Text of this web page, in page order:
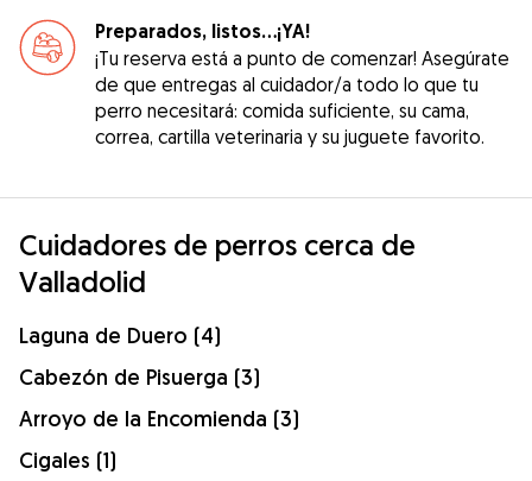
Preparados, listos...¡YA!
¡Tu reserva está a punto de comenzar! Asegúrate
de que entregas al cuidador/a todo lo que tu
perro necesitará: comida suficiente, su cama,
correa, cartilla veterinaria y su juguete favorito.
Cuidadores de perros cerca de
Valladolid
Laguna de Duero (4)
Cabezón de Pisuerga (3)
Arroyo de la Encomienda (3)
Cigales (1)